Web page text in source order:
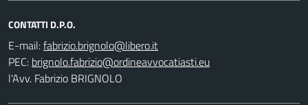
CONTATTI D.P.O.
E-mail:
PEC:
l'Avv. Fabrizio BRIGNOLO